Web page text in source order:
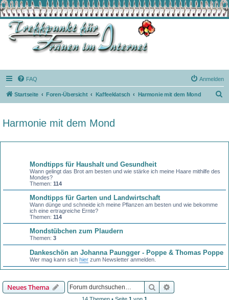
FAQ Anmelden
Startseite Foren-Übersicht Kaffeeklatsch Harmonie mit dem Mond
e
Harmonie mit dem Mond
Mondtipps für Haushalt und Gesundheit
Wann gelingt das Brot am besten und wie stärke ich meine Haare mithilfe des
Mondes?
Themen: 114
Mondtipps für Garten und Landwirtschaft
Wann dünge und schneide ich meine Pflanzen am besten und wie bekomme
ich eine ertragreiche Ernte?
Themen: 114
Mondstübchen zum Plaudern
Themen: 3
Dankeschön an Johanna Paungger - Poppe & Thomas Poppe
Wer mag kann sich hier zum Newsletter anmelden.
Neues Thema Suche
14 Themen • Seite 1 von 1